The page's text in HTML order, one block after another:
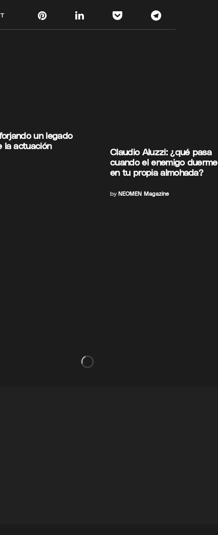
un legado
la actuación
Claudio Aluzzi: ¿qué pasa
cuando el enemigo duerme
en tu propia almohada?
by NEOMEN Magazine